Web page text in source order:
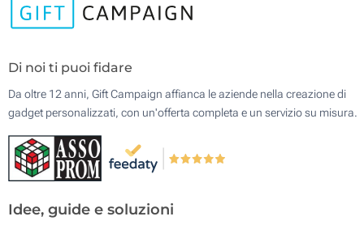
Di noi ti puoi fidare
Da oltre 12 anni, Gift Campaign affianca le aziende nella creazione di
gadget personalizzati, con un'offerta completa e un servizio su misura.
Idee, guide e soluzioni